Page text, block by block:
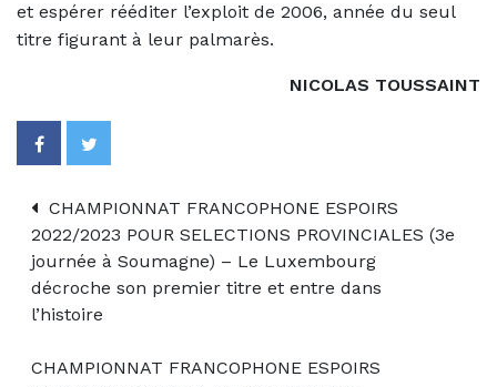
et espérer rééditer l’exploit de 2006, année du seul
titre figurant à leur palmarès.
NICOLAS TOUSSAINT
CHAMPIONNAT FRANCOPHONE ESPOIRS
2022/2023 POUR SELECTIONS PROVINCIALES (3e
journée à Soumagne) – Le Luxembourg
décroche son premier titre et entre dans
l’histoire
CHAMPIONNAT FRANCOPHONE ESPOIRS